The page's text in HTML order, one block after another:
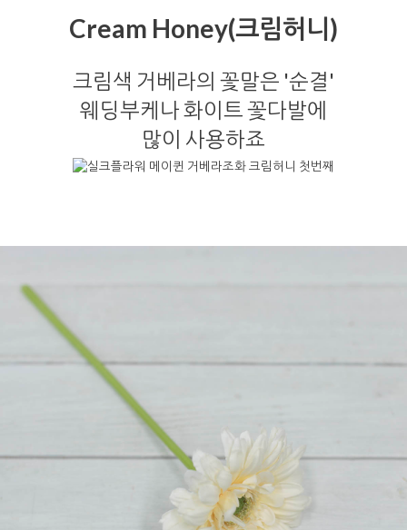
Cream Honey(크림허니)
크림색 거베라의 꽃말은 '순결'
웨딩부케나 화이트 꽃다발에
많이 사용하죠